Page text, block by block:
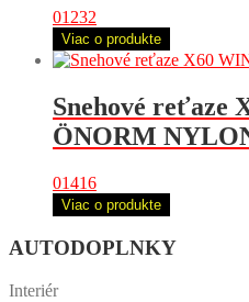
01232
Viac o produkte
Snehové reťaze
ÖNORM
01416
Viac o produkte
AUTODOPLNKY
Interiér